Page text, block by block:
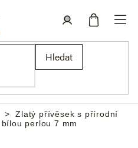
Hledat
Zlatý přívěsek s přírodní
bílou perlou 7 mm